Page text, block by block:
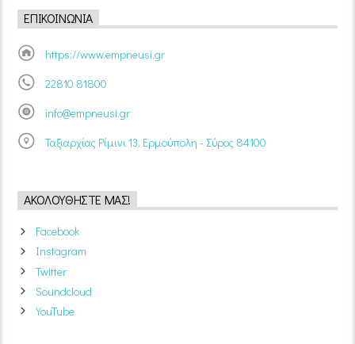
ΕΠΙΚΟΙΝΩΝΊΑ
https://www.empneusi.gr
22810 81800
info@empneusi.gr
Ταξιαρχίας Ρίμινι 13, Ερμούπολη - Σύρος 84100
ΑΚΟΛΟΥΘΉΣΤΕ ΜΑΣ!
Facebook
Instagram
Twitter
Soundcloud
YouTube